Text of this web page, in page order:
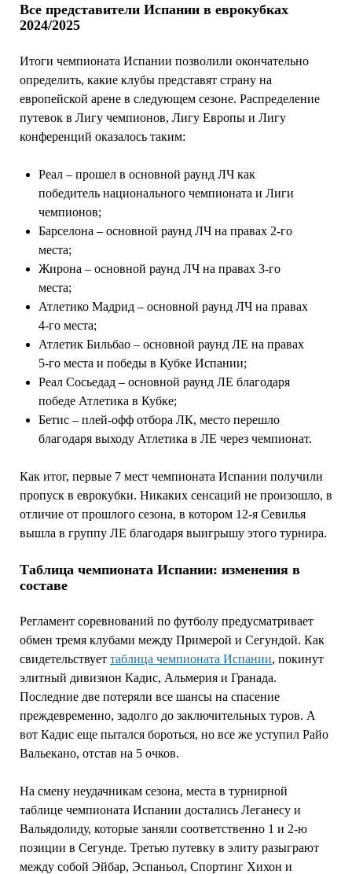
Все представители Испании в еврокубках
2024/2025
Итоги чемпионата Испании позволили окончательно
определить, какие клубы представят страну на
европейской арене в следующем сезоне. Распределение
путевок в Лигу чемпионов, Лигу Европы и Лигу
конференций оказалось таким:
Реал – прошел в основной раунд ЛЧ как
победитель национального чемпионата и Лиги
чемпионов;
Барселона – основной раунд ЛЧ на правах 2-го
места;
Жирона – основной раунд ЛЧ на правах 3-го
места;
Атлетико Мадрид – основной раунд ЛЧ на правах
4-го места;
Атлетик Бильбао – основной раунд ЛЕ на правах
5-го места и победы в Кубке Испании;
Реал Сосьедад – основной раунд ЛЕ благодаря
победе Атлетика в Кубке;
Бетис – плей-офф отбора ЛК, место перешло
благодаря выходу Атлетика в ЛЕ через чемпионат.
Как итог, первые 7 мест чемпионата Испании получили
пропуск в еврокубки. Никаких сенсаций не произошло, в
отличие от прошлого сезона, в котором 12-я Севилья
вышла в группу ЛЕ благодаря выигрышу этого турнира.
Таблица чемпионата Испании: изменения в
составе
Регламент соревнований по футболу предусматривает
обмен тремя клубами между Примерой и Сегундой. Как
свидетельствует таблица чемпионата Испании, покинут
элитный дивизион Кадис, Альмерия и Гранада.
Последние две потеряли все шансы на спасение
преждевременно, задолго до заключительных туров. А
вот Кадис еще пытался бороться, но все же уступил Райо
Вальекано, отстав на 5 очков.
На смену неудачникам сезона, места в турнирной
таблице чемпионата Испании достались Леганесу и
Вальядолиду, которые заняли соответственно 1 и 2-ю
позиции в Сегунде. Третью путевку в элиту разыграют
между собой Эйбар, Эспаньол, Спортинг Хихон и